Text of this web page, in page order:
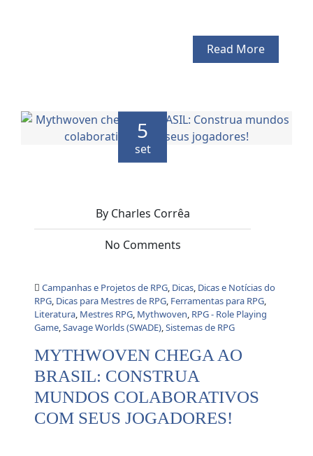
Read More
5
set
By Charles Corrêa
No Comments
Campanhas e Projetos de RPG, Dicas, Dicas e Notícias do
RPG, Dicas para Mestres de RPG, Ferramentas para RPG,
Literatura, Mestres RPG, Mythwoven, RPG - Role Playing
Game,Savage Worlds (SWADE),Sistemas de RPG
MYTHWOVEN CHEGA AO
BRASIL: CONSTRUA
MUNDOS COLABORATIVOS
COM SEUS JOGADORES!